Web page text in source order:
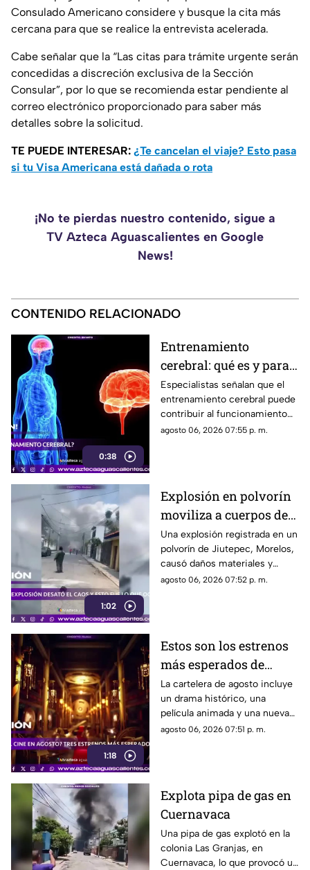
Consulado Americano considere y busque la cita más
cercana para que se realice la entrevista acelerada.
Cabe señalar que la “Las citas para trámite urgente serán
concedidas a discreción exclusiva de la Sección
Consular”, por lo que se recomienda estar pendiente al
correo electrónico proporcionado para saber más
detalles sobre la solicitud.
TE PUEDE INTERESAR: ¿Te cancelan el viaje? Esto pasa
si tu Visa Americana está dañada o rota
¡No te pierdas nuestro contenido, sigue a
TV Azteca Aguascalientes en Google
News!
CONTENIDO RELACIONADO
0:38
Entrenamiento
cerebral: qué es y para
qué sirve
Especialistas señalan que el
entrenamiento cerebral puede
contribuir al funcionamiento
cognitivo cuando se combina
agosto 06, 2026 07:55 p. m.
1:02
Explosión en polvorín
moviliza a cuerpos de
emergencia
Una explosión registrada en un
polvorín de Jiutepec, Morelos,
causó daños materiales y
generó un operativo de
agosto 06, 2026 07:52 p. m.
1:18
Estos son los estrenos
más esperados de
agosto
La cartelera de agosto incluye
un drama histórico, una
película animada y una nueva
entrega de terror para distintos
agosto 06, 2026 07:51 p. m.
Explota pipa de gas en
Cuernavaca
Una pipa de gas explotó en la
colonia Las Granjas, en
Cuernavaca, lo que provocó un